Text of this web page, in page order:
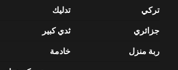
تدليك تركي
ثدي كبير جزائري
خادمة ربة منزل